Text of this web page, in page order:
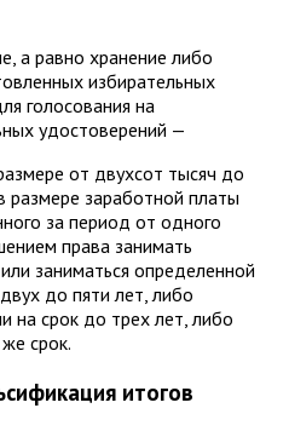
а равно хранение либо
избирательных
голосования на
удостоверений —
от двухсот тысяч до
размере заработной платы
за период от одного
права занимать
заниматься определенной
до пяти лет, либо
на срок до трех лет, либо
срок.
итогов